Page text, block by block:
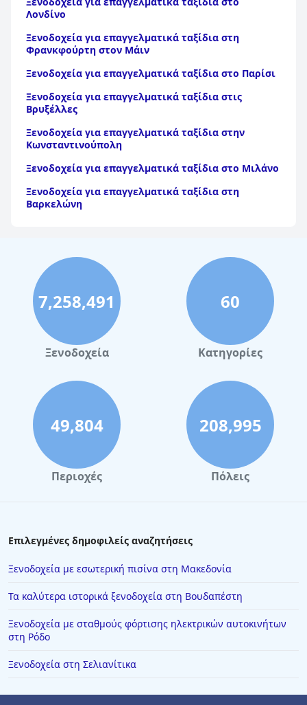
Λονδίνο
Ξενοδοχεία για επαγγελματικά ταξίδια στη
Φρανκφούρτη στον Μάιν
Ξενοδοχεία για επαγγελματικά ταξίδια στο Παρίσι
Ξενοδοχεία για επαγγελματικά ταξίδια στις
Βρυξέλλες
Ξενοδοχεία για επαγγελματικά ταξίδια στην
Κωνσταντινούπολη
Ξενοδοχεία για επαγγελματικά ταξίδια στο Μιλάνο
Ξενοδοχεία για επαγγελματικά ταξίδια στη
Βαρκελώνη
7,258,491
Ξενοδοχεία
60
Κατηγορίες
49,804
Περιοχές
208,995
Πόλεις
Επιλεγμένες δημοφιλείς αναζητήσεις
Ξενοδοχεία με εσωτερική πισίνα στη Μακεδονία
Τα καλύτερα ιστορικά ξενοδοχεία στη Βουδαπέστη
Ξενοδοχεία με σταθμούς φόρτισης ηλεκτρικών αυτοκινήτων
στη Ρόδο
Ξενοδοχεία στη Σελιανίτικα